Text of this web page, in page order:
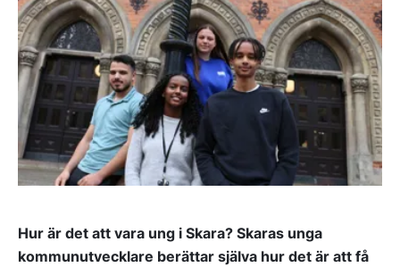
Hur är det att vara ung i Skara? Skaras unga
kommunutvecklare berättar själva hur det är att få